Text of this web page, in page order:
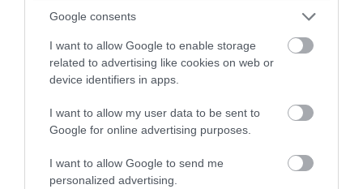
Google consents
I want to allow Google to enable storage
related to advertising like cookies on web or
device identifiers in apps.
I want to allow my user data to be sent to
Google for online advertising purposes.
I want to allow Google to send me
personalized advertising.
Az elmúlt időszakban sokakat
a középpontba, amelyek mentén az ország
láthatóan kettészakadt. A közbeszéd
élesebbé vált, a véleménykülönbségek
pedig...
TOVÁBB...
Sior: rajzok haza 79.